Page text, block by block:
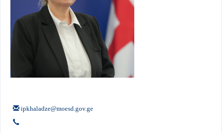
ipkhaladze@moesd.gov.ge